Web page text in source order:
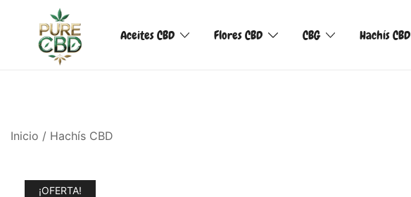
Aceites CBD Flores CBD CBG Hachís CBD
Inicio / Hachís CBD
¡OFERTA!